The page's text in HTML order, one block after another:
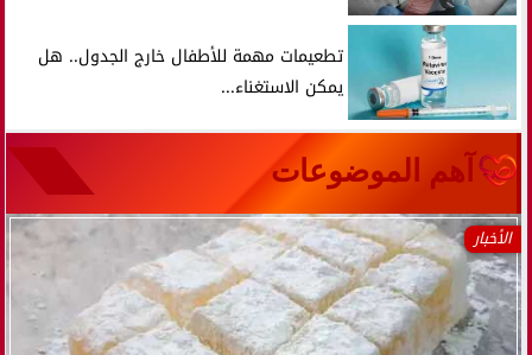
تطعيمات مهمة للأطفال خارج الجدول.. هل
يمكن الاستغناء...
آهم الموضوعات
الأخبار